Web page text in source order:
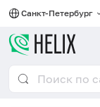
Санкт-Петербург